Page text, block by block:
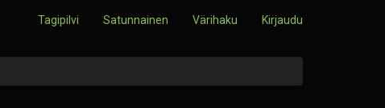
Tagipilvi Satunnainen Värihaku Kirjaudu